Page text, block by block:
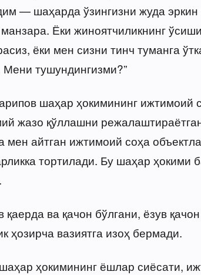
— шаҳарда ўзингизни жуда эркин
Ёки жиноятчиликнинг
ёки мен сизни тинч туманга
тушундингизми?”
шаҳар ҳокимининг ижтимоий
жазо қўллашни
мен айтган ижтимоий соҳа
тортилади. Бу шаҳар ҳокими
қаерда ва қачон бўлгани, ёзув
ҳозирча вазиятга изоҳ бермади.
ҳокимининг ёшлар сиёсати,